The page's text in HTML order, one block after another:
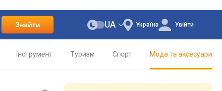
Знайти Україна
UA Увійти
Інструмент Туризм Спорт Мода та аксесуари